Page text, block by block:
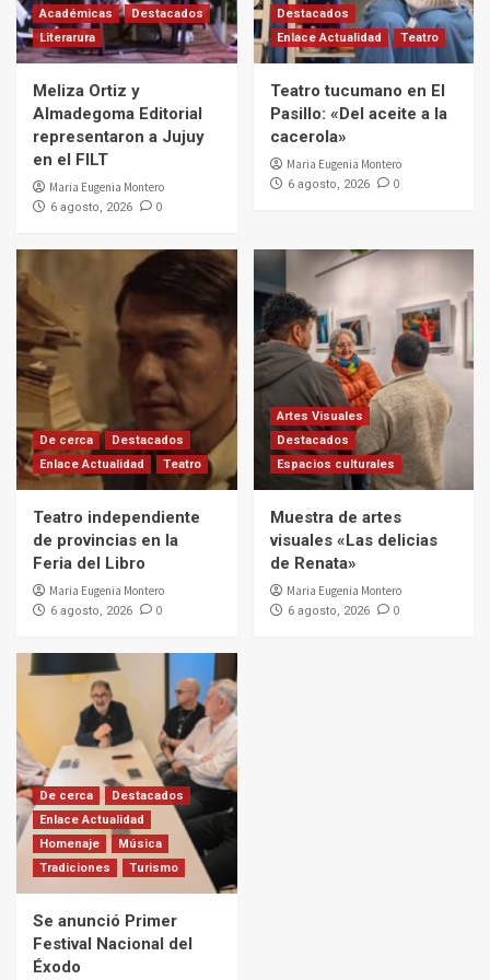
Académicas
Destacados
Literarura
Meliza Ortiz y
Almadegoma Editorial
representaron a Jujuy
en el FILT
Maria Eugenia Montero
6 agosto, 2026 0
Destacados
Enlace Actualidad
Teatro
Teatro tucumano en El
Pasillo: «Del aceite a la
cacerola»
Maria Eugenia Montero
6 agosto, 2026 0
De cerca
Destacados
Enlace Actualidad
Teatro
Teatro independiente
de provincias en la
Feria del Libro
Maria Eugenia Montero
6 agosto, 2026 0
Artes Visuales
Destacados
Espacios culturales
Muestra de artes
visuales «Las delicias
de Renata»
Maria Eugenia Montero
6 agosto, 2026 0
De cerca
Destacados
Enlace Actualidad
Homenaje
Música
Tradiciones
Turismo
Se anunció Primer
Festival Nacional del
Éxodo